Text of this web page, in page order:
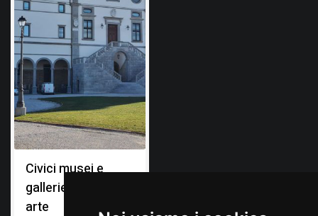
Civici musei e
gallerie di storia e
arte